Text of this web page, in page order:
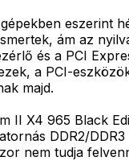
eszerint
ám az
és a PCI
a PCI-
majd.
II X4 965 Black
DDR2/
nem tudja